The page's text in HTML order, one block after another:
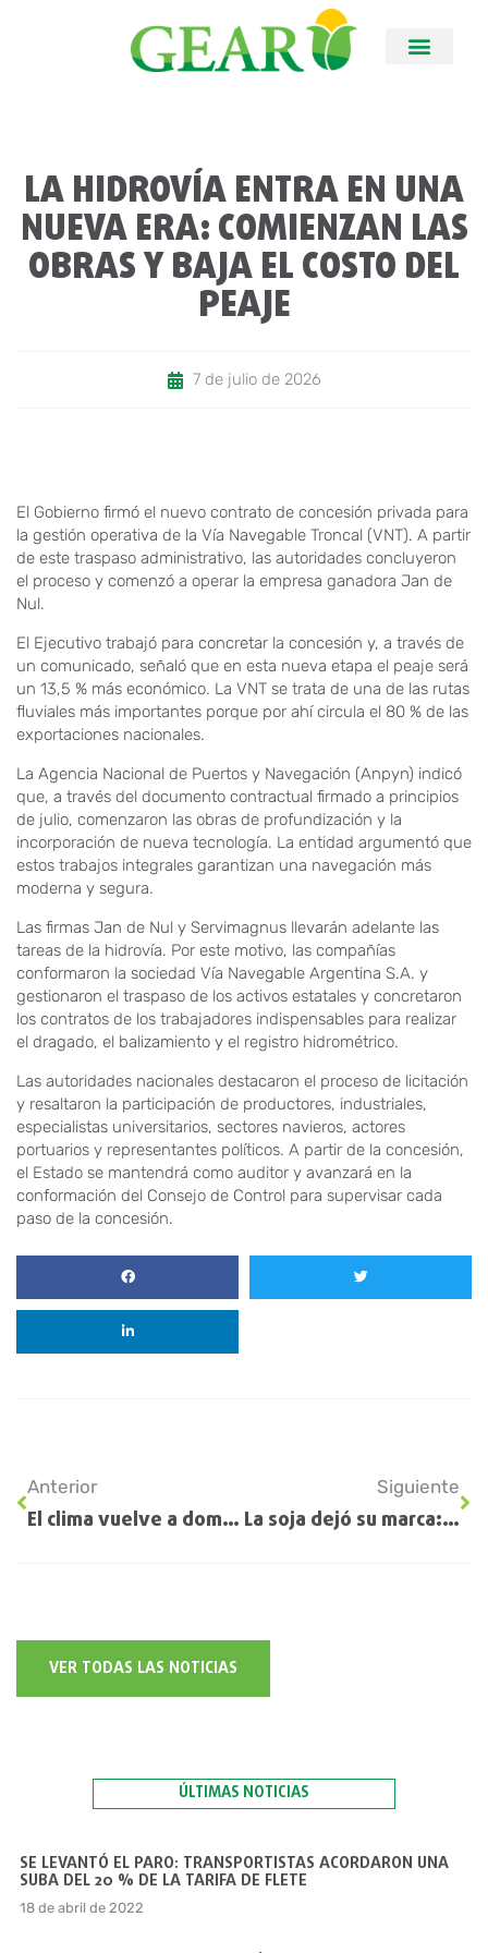
LA HIDROVÍA ENTRA EN UNA
NUEVA ERA: COMIENZAN LAS
OBRAS Y BAJA EL COSTO DEL
PEAJE
7 de julio de 2026
El Gobierno firmó el nuevo contrato de concesión privada para
la gestión operativa de la Vía Navegable Troncal (VNT). A partir
de este traspaso administrativo, las autoridades concluyeron
el proceso y comenzó a operar la empresa ganadora Jan de
Nul.
El Ejecutivo trabajó para concretar la concesión y, a través de
un comunicado, señaló que en esta nueva etapa el peaje será
un 13,5 % más económico. La VNT se trata de una de las rutas
fluviales más importantes porque por ahí circula el 80 % de las
exportaciones nacionales.
La Agencia Nacional de Puertos y Navegación (Anpyn) indicó
que, a través del documento contractual firmado a principios
de julio, comenzaron las obras de profundización y la
incorporación de nueva tecnología. La entidad argumentó que
estos trabajos integrales garantizan una navegación más
moderna y segura.
Las firmas Jan de Nul y Servimagnus llevarán adelante las
tareas de la hidrovía. Por este motivo, las compañías
conformaron la sociedad Vía Navegable Argentina S.A. y
gestionaron el traspaso de los activos estatales y concretaron
los contratos de los trabajadores indispensables para realizar
el dragado, el balizamiento y el registro hidrométrico.
Las autoridades nacionales destacaron el proceso de licitación
y resaltaron la participación de productores, industriales,
especialistas universitarios, sectores navieros, actores
portuarios y representantes políticos. A partir de la concesión,
el Estado se mantendrá como auditor y avanzará en la
conformación del Consejo de Control para supervisar cada
paso de la concesión.
Anterior
El clima vuelve a dominar el mercado global de granos
Siguiente
La soja dejó su marca: con techos de 5.900 kg/ha en zona núcleo, ¿cuáles fueron los cultivares más rendidores?
VER TODAS LAS NOTICIAS
ÚLTIMAS NOTICIAS
SE LEVANTÓ EL PARO: TRANSPORTISTAS ACORDARON UNA
SUBA DEL 20 % DE LA TARIFA DE FLETE
18 de abril de 2022